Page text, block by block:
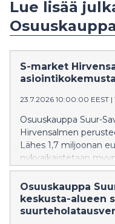
Lue lisää
S-market
23.7.2026 10:00:00 EEST |
Osuuskauppa Suur-
Hirvensalmen
Lähes 1,7 miljoonan
nykyaikaistetaan
energiatehokkuutta
vastaamaan entistä
tarpeita.
loppuun mennessä.
Osuuskauppa
keskusta-alueen